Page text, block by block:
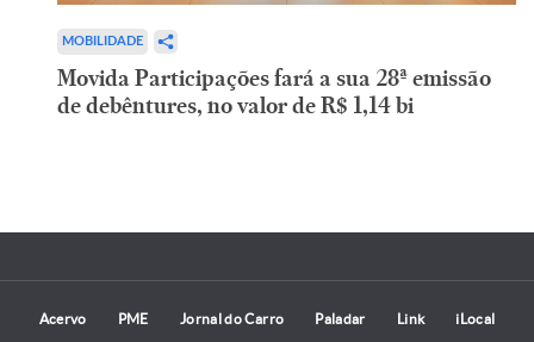
MOBILIDADE
Movida Participações fará a sua 28ª emissão
de debêntures, no valor de R$ 1,14 bi
Acervo PME Jornal do Carro Paladar Link iLocal